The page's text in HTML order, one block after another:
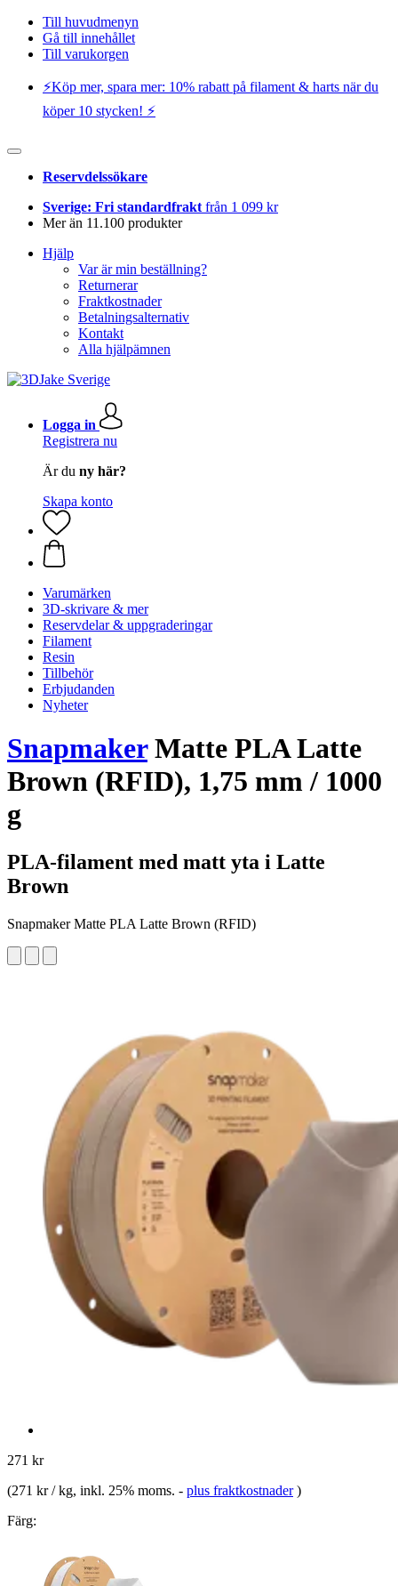
Till huvudmenyn
Gå till innehållet
Till varukorgen
⚡️Köp mer, spara mer: 10% rabatt på filament & harts när du
köper 10 stycken! ⚡️
Reservdelssökare
Sverige: Fri standardfrakt från 1 099 kr
Mer än 11.100 produkter
Hjälp
Var är min beställning?
Returnerar
Fraktkostnader
Betalningsalternativ
Kontakt
Alla hjälpämnen
Logga in
Registrera nu
Är du ny här?
Skapa konto
Varumärken
3D-skrivare & mer
Reservdelar & uppgraderingar
Filament
Resin
Tillbehör
Erbjudanden
Nyheter
SnapmakerMatte PLA Latte
Brown (RFID), 1,75 mm / 1000
g
PLA-filament med matt yta i Latte
Brown
Snapmaker Matte PLA Latte Brown (RFID)
271 kr
(271 kr / kg, inkl. 25% moms. - plus fraktkostnader )
Färg: